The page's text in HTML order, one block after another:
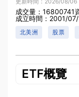
成交量：16800741
成立時間：2001/
北美洲 股票
ETF概覽